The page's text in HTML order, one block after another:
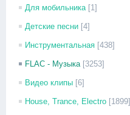
Для мобильника [1]
Детские песни [4]
Инструментальная [438]
FLAC - Музыка [3253]
Видео клипы [6]
House, Trance, Electro [1899]